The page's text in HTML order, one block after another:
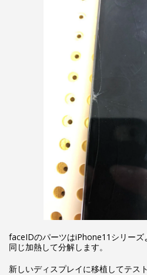
faceIDのパーツはiPhone11シリーズ
同じ加熱して分解します。
新しいディスプレイに移植してテスト